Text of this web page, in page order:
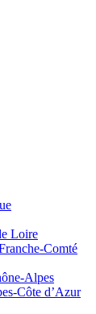
Loire
Comté
Alpes
Côte d’Azur